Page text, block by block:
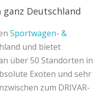
ganz Deutschland
Sportwagen- &
und bietet
über 50 Standorten in
Exoten und sehr
zum DRIVAR-